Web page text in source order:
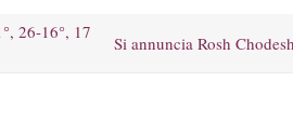
26-16°, 17
Si annuncia Rosh Chodesh